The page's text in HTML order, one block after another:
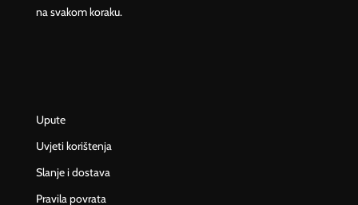
na svakom koraku.
Upute
Uvjeti korištenja
Slanje i dostava
Pravila povrata